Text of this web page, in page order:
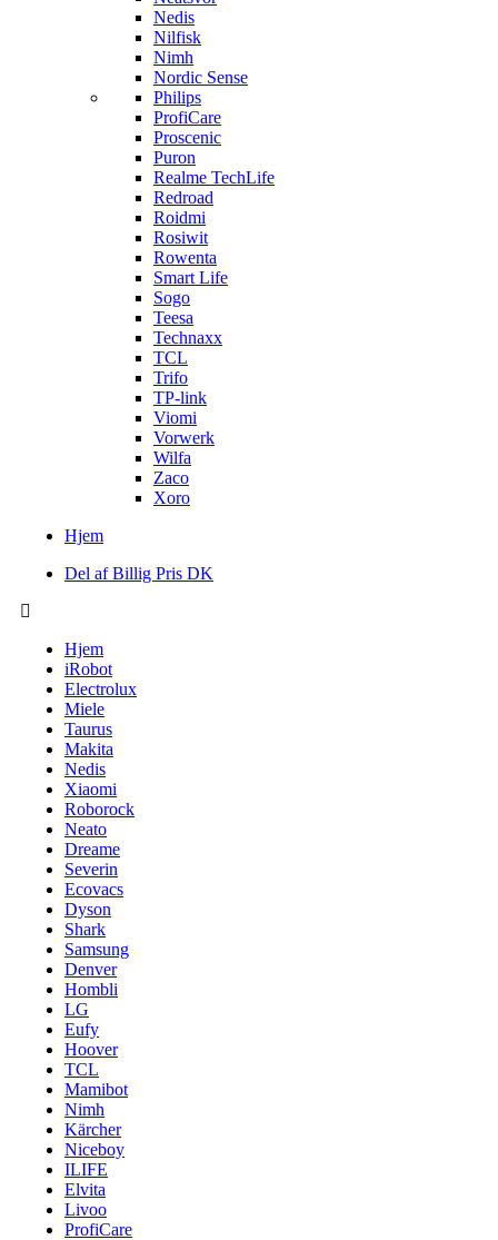
Nedis
Nilfisk
Nimh
Nordic Sense
Philips
ProfiCare
Proscenic
Puron
Realme TechLife
Redroad
Roidmi
Rosiwit
Rowenta
Smart Life
Sogo
Teesa
Technaxx
TCL
Trifo
TP-link
Viomi
Vorwerk
Wilfa
Zaco
Xoro
Hjem
Del af Billig Pris DK
Hjem
iRobot
Electrolux
Miele
Taurus
Makita
Nedis
Xiaomi
Roborock
Neato
Dreame
Severin
Ecovacs
Dyson
Shark
Samsung
Denver
Hombli
LG
Eufy
Hoover
TCL
Mamibot
Nimh
Kärcher
Niceboy
ILIFE
Elvita
Livoo
ProfiCare